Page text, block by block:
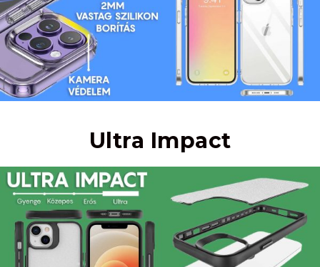
Ultra Impact